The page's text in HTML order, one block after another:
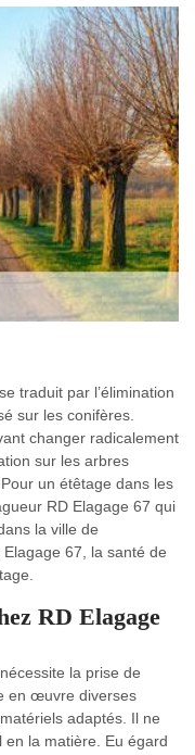
traduit par l’élimination
sur les conifères.
changer radicalement
sur les arbres
un étêtage dans les
RD Elagage 67 qui
la ville de
67, la santé de
RD Elagage
la prise de
en œuvre diverses
adaptés. Il ne
la matière. Eu égard